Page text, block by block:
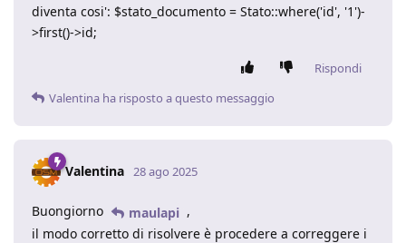
diventa cosi': $stato_documento = Stato::where('id', '1')-
>first()->id;
Rispondi
Valentina ha risposto a questo messaggio
Valentina 28 ago 2025
Buongiorno maulapi ,
il modo corretto di risolvere è procedere a correggere i